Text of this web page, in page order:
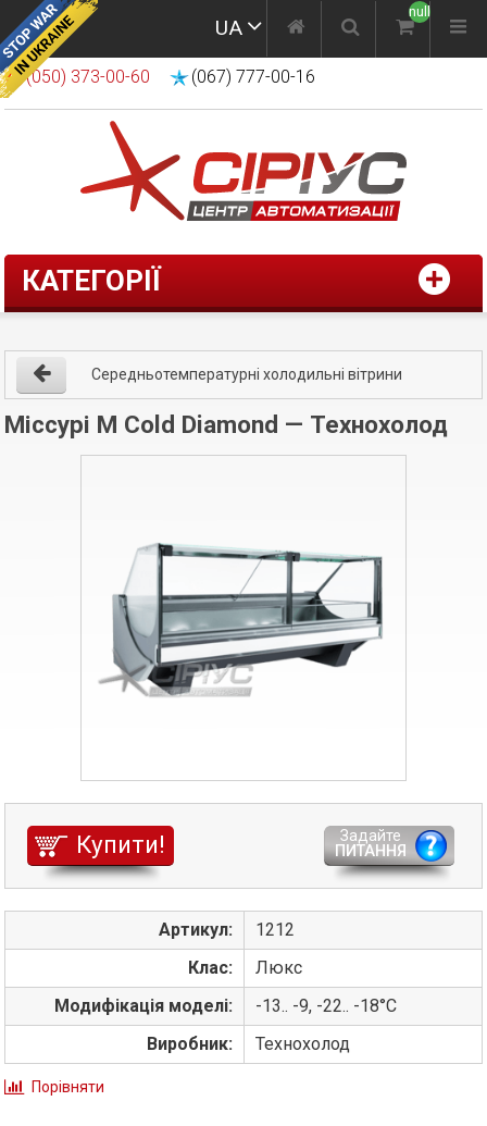
UA
null
(050) 373-00-60 (067) 777-00-16
КАТЕГОРІЇ
Середньотемпературні холодильні вітрини
Міссурі М Cold Diamond — Технохолод
Купити!
Задайте
ПИТАННЯ
Артикул:
1212
Клас:
Люкс
Модифікація моделі:
-13.. -9, -22.. -18°С
Виробник:
Технохолод
Порівняти